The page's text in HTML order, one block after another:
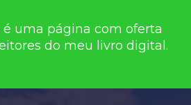
é uma página com oferta
do meu livro digital.